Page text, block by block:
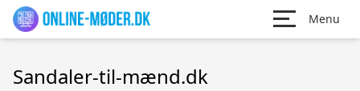
Menu
Sandaler-til-mænd.dk